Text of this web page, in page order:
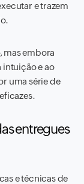
e trazem
mas embora
intuição e ao
uma série de
entregues
e técnicas de